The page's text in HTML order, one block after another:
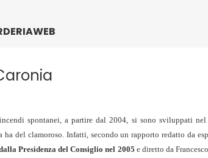
spontanei, a partire dal 2004, si sono sviluppati
del clamoroso. Infatti, secondo un rapporto redatto da
Presidenza del Consiglio nel 2005 e diretto da